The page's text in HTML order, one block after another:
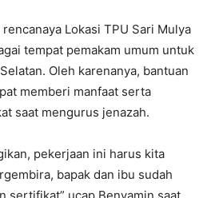
Lokasi TPU Sari Mulya
tempat pemakam umum untuk
Oleh karenanya, bantuan
memberi manfaat serta
saat mengurus jenazah.
pekerjaan ini harus kita
bapak dan ibu sudah